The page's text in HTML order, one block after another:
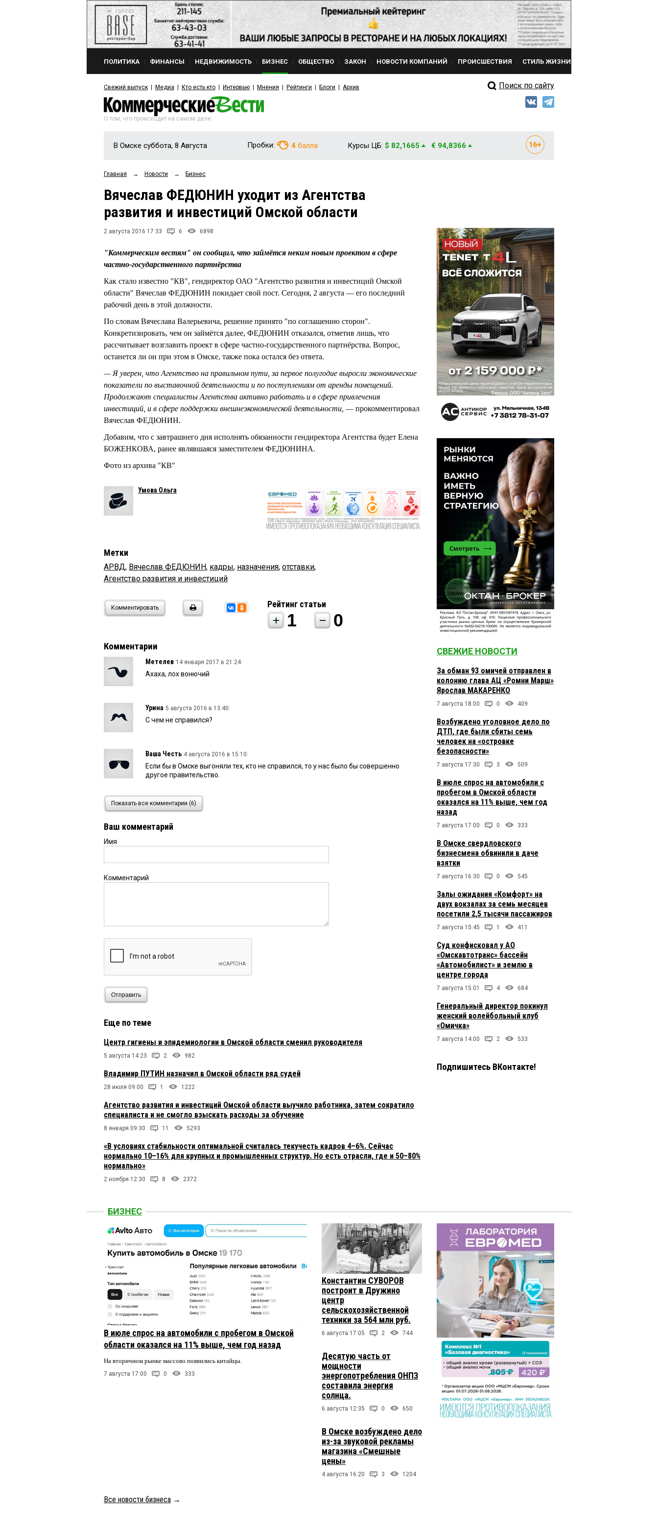
ПОЛИТИКА ФИНАНСЫ НЕДВИЖИМОСТЬ БИЗНЕС ОБЩЕСТВО ЗАКОН НОВОСТИ КОМПАНИЙ ПРОИСШЕСТВИЯ СТИЛЬ ЖИЗНИ
Свежий выпуск Медиа Кто есть кто Интервью Мнения Рейтинги Блоги Архив Поиск по сайту
О том, что происходит на самом деле
В Омске суббота, 8 Августа Пробки: 4 балла Курсы ЦБ: $ 82,1665 € 94,8366
Главная → Новости → Бизнес
Вячеслав ФЕДЮНИН уходит из Агентства
развития и инвестиций Омской области
2 августа 2016 17:33 6 6898
"Коммерческим вестям" он сообщил, что займётся неким новым проектом в сфере
частно-государственного партнёрства
Как стало известно "КВ", гендиректор ОАО "Агентство развития и инвестиций Омской
области" Вячеслав ФЕДЮНИН покидает свой пост. Сегодня, 2 августа — его последний
рабочий день в этой должности.
По словам Вячеслава Валерьевича, решение принято "по соглашению сторон".
Конкретизировать, чем он займётся далее, ФЕДЮНИН отказался, отметив лишь, что
рассчитывает возглавить проект в сфере частно-государственного партнёрства. Вопрос,
останется ли он при этом в Омске, также пока остался без ответа.
— Я уверен, что Агентство на правильном пути, за первое полугодие выросли экономические
показатели по выставочной деятельности и по поступлениям от аренды помещений.
Продолжают специалисты Агентства активно работать и в сфере привлечения
инвестиций, и в сфере поддержки внешнеэкономической деятельности, — прокомментировал
Вячеслав ФЕДЮНИН.
Добавим, что с завтрашнего дня исполнять обязанности гендиректора Агентства будет Елена
БОЖЕНКОВА, ранее являвшаяся заместителем ФЕДЮНИНА.
Фото из архива "КВ"
Умова Ольга
Метки
АРВД, Вячеслав ФЕДЮНИН, кадры, назначения, отставки,
Агентство развития и инвестиций
Комментировать Рейтинг статьи
1 0
Комментарии
Метелев 14 января 2017 в 21:24:
Ахаха, лох вонючий
Урина 5 августа 2016 в 13:40:
С чем не справился?
Ваша Честь 4 августа 2016 в 15:10:
Если бы в Омске выгоняли тех, кто не справился, то у нас было бы совершенно
другое правительство.
Рина 4 августа 2016 в 12:29:
Да выгнали просто. Не справился.
Омич 3 августа 2016 в 14:26:
Показать все комментарии (6)
Ваш комментарий
Имя
Комментарий
Отправить
Еще по теме
Центр гигиены и эпидемиологии в Омской области сменил руководителя
5 августа 14:23 2 982
Владимир ПУТИН назначил в Омской области ряд судей
28 июля 09:00 1 1222
Агентство развития и инвестиций Омской области выучило работника, затем сократило
специалиста и не смогло взыскать расходы за обучение
8 января 09:30 11 5293
«В условиях стабильности оптимальной считалась текучесть кадров 4–6%. Сейчас
нормально 10–16% для крупных и промышленных структур. Но есть отрасли, где и 50–80%
нормально»
2 ноября 12:30 8 2372
СВЕЖИЕ НОВОСТИ
За обман 93 омичей отправлен в
колонию глава АЦ «Ромни Марш»
Ярослав МАКАРЕНКО
7 августа 18:00 0 409
Возбуждено уголовное дело по
ДТП, где были сбиты семь
человек на «островке
безопасности»
7 августа 17:30 3 509
В июле спрос на автомобили с
пробегом в Омской области
оказался на 11% выше, чем год
назад
7 августа 17:00 0 333
В Омске свердловского
бизнесмена обвинили в даче
взятки
7 августа 16:30 0 545
Залы ожидания «Комфорт» на
двух вокзалах за семь месяцев
посетили 2,5 тысячи пассажиров
7 августа 15:45 1 411
Суд конфисковал у АО
«Омскавтотранс» бассейн
«Автомобилист» и землю в
центре города
7 августа 15:01 4 684
Генеральный директор покинул
женский волейбольный клуб
«Омичка»
7 августа 14:00 2 533
Подпишитесь ВКонтакте!
БИЗНЕС
В июле спрос на автомобили с пробегом в Омской
области оказался на 11% выше, чем год назад
На вторичном рынке массово появились китайцы.
7 августа 17:00 0 333
Константин СУВОРОВ
построит в Дружино
центр
сельскохозяйственной
техники за 564 млн руб.
6 августа 17:05 2 744
Десятую часть от
мощности
энергопотребления ОНПЗ
составила энергия
солнца.
6 августа 12:35 0 650
В Омске возбуждено дело
из-за звуковой рекламы
магазина «Смешные
цены»
4 августа 16:20 3 1204
Все новости бизнеса →